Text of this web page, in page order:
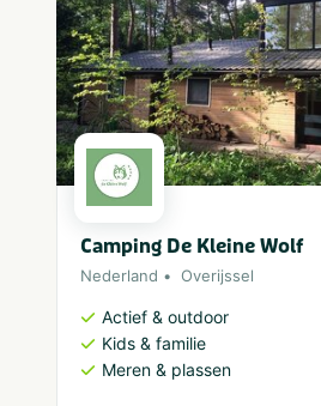
Camping De Kleine Wolf
Nederland Overijssel
Actief & outdoor
Kids & familie
Meren & plassen